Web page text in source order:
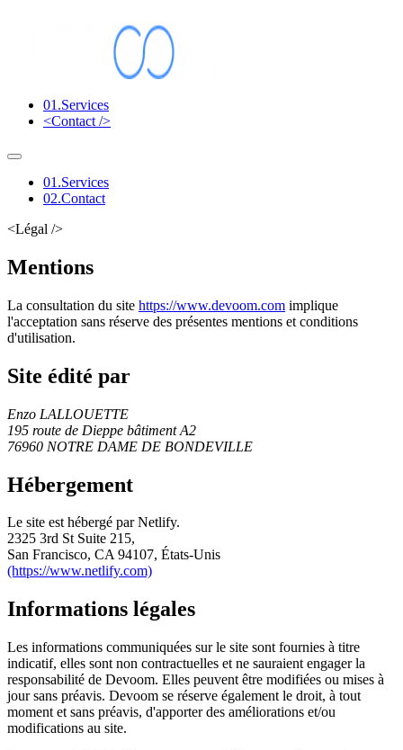
01.Services
<Contact />
01.Services
02.Contact
<Légal />
Mentions
La consultation du site https://www.devoom.com implique
l'acceptation sans réserve des présentes mentions et conditions
d'utilisation.
Site édité par
Enzo LALLOUETTE
195 route de Dieppe bâtiment A2
76960 NOTRE DAME DE BONDEVILLE
Hébergement
Le site est hébergé par Netlify.
2325 3rd St Suite 215,
San Francisco, CA 94107, États-Unis
(https://www.netlify.com)
Informations légales
Les informations communiquées sur le site sont fournies à titre
indicatif, elles sont non contractuelles et ne sauraient engager la
responsabilité de Devoom. Elles peuvent être modifiées ou mises à
jour sans préavis. Devoom se réserve également le droit, à tout
moment et sans préavis, d'apporter des améliorations et/ou
modifications au site.